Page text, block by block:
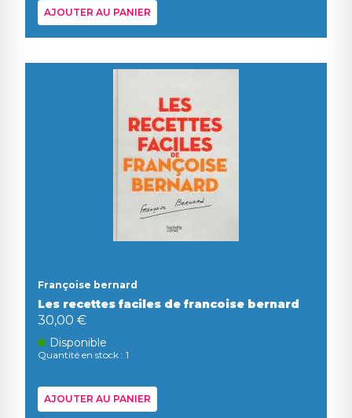
AJOUTER AU PANIER
Françoise bernard
Les recettes faciles de francoise bernard
30,00 €
Disponible
Quantité en stock : 1
AJOUTER AU PANIER